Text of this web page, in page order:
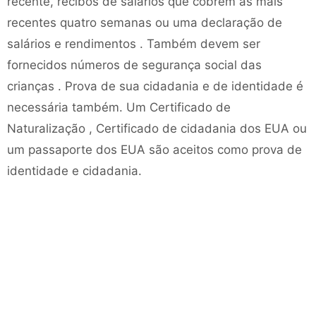
recentes quatro semanas ou uma declaração de
salários e rendimentos . Também devem ser
fornecidos números de segurança social das
crianças . Prova de sua cidadania e de identidade é
necessária também. Um Certificado de
Naturalização , Certificado de cidadania dos EUA ou
um passaporte dos EUA são aceitos como prova de
identidade e cidadania.